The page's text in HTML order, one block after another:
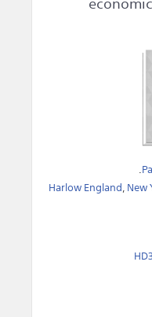
.
Harlow England,New